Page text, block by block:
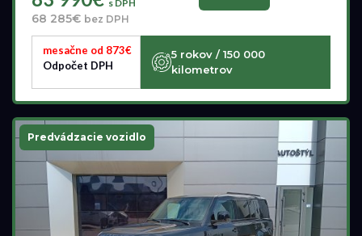
s DPH
68 285€ bez DPH
mesačne od 873€
Odpočet DPH
5 rokov / 150 000
kilometrov
Predvádzacie vozidlo